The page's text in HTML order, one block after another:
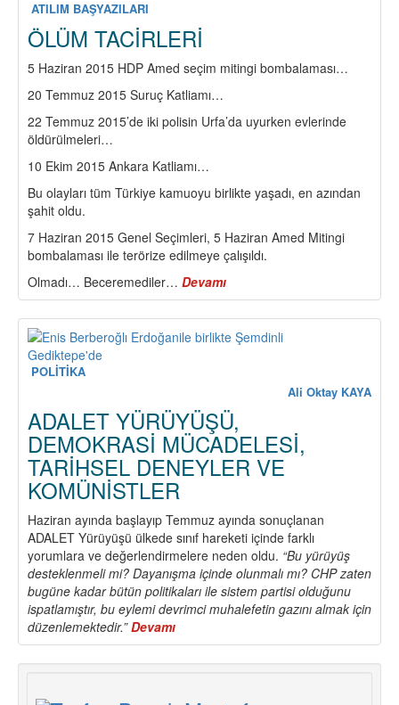
ATILIM BAŞYAZILARI
ÖLÜM TACİRLERİ
5 Haziran 2015 HDP Amed seçim mitingi bombalaması…
20 Temmuz 2015 Suruç Katliamı…
22 Temmuz 2015’de iki polisin Urfa’da uyurken evlerinde
öldürülmeleri…
10 Ekim 2015 Ankara Katliamı…
Bu olayları tüm Türkiye kamuoyu birlikte yaşadı, en azından
şahit oldu.
7 Haziran 2015 Genel Seçimleri, 5 Haziran Amed Mitingi
bombalaması ile terörize edilmeye çalışıldı.
Olmadı… Beceremediler… Devamı
ÖLÜM
TACİRLERİ
POLİTİKA
Ali Oktay KAYA
ADALET YÜRÜYÜŞÜ,
DEMOKRASİ MÜCADELESİ,
TARİHSEL DENEYLER VE
KOMÜNİSTLER
Haziran ayında başlayıp Temmuz ayında sonuçlanan
ADALET Yürüyüşü ülkede sınıf hareketi içinde farklı
yorumlara ve değerlendirmelere neden oldu. “Bu yürüyüş
desteklenmeli mi? Dayanışma içinde olunmalı mı? CHP zaten
bugüne kadar bütün politikaları ile sistem partisi olduğunu
ispatlamıştır, bu eylemi devrimci muhalefetin gazını almak için
düzenlemektedir.”Devamı
ADALET
YÜRÜYÜŞÜ,